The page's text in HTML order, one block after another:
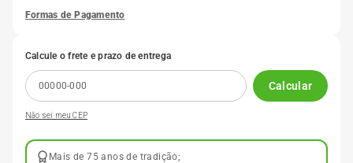
Formas de Pagamento
Calcule o frete e prazo de entrega
Calcular
Não sei meu CEP
Mais de 75 anos de tradição;
10º Pneu